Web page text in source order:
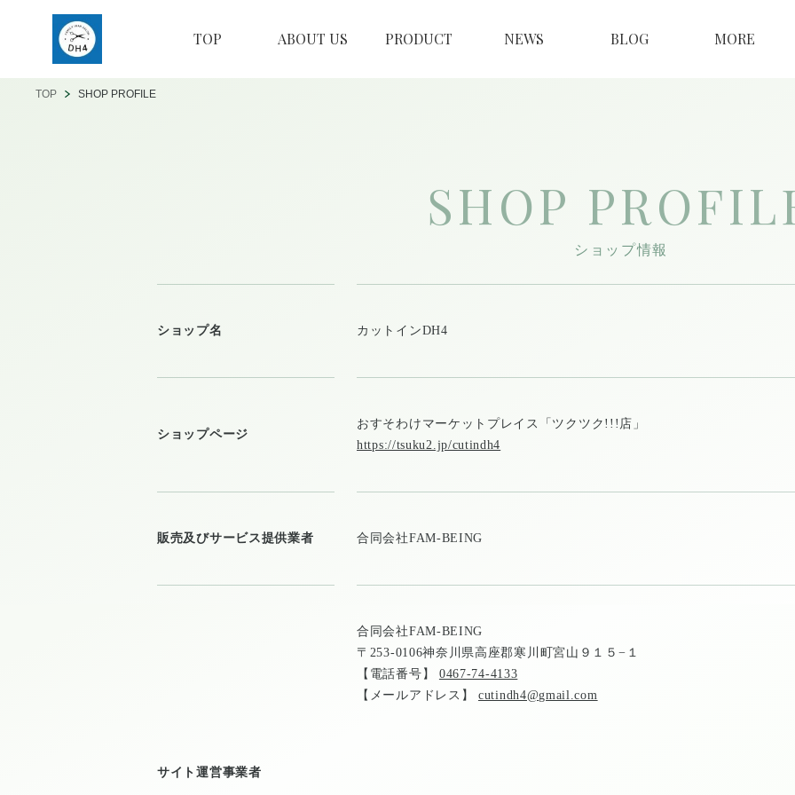
TOP ABOUT US PRODUCT NEWS BLOG MORE
TOP SHOP PROFILE
SHOP
ショップ情報
ショップ名 カットインDH4
ショップページ
おすそわけマーケットプレイス「ツクツク!!!店」
https://tsuku2.jp/cutindh4
販売及びサービス提供業者 合同会社FAM-BEING
サイト運営事業者
合同会社FAM-BEING
〒253-0106神奈川県高座郡寒川町宮山９１５−１
【電話番号】 0467-74-4133
【メールアドレス】 cutindh4@gmail.com